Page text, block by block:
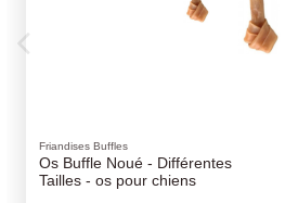
Prix Drive :
-5%